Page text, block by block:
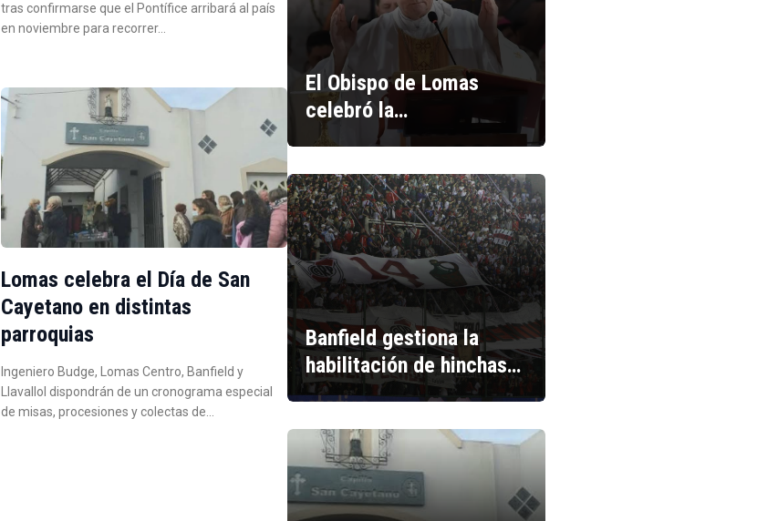
tras confirmarse que el Pontífice arribará al país
en noviembre para recorrer…
Lomas celebra el Día de San
Cayetano en distintas
parroquias
Ingeniero Budge, Lomas Centro, Banfield y
Llavallol dispondrán de un cronograma especial
de misas, procesiones y colectas de…
El Obispo de Lomas
celebró la…
Banfield gestiona la
habilitación de hinchas…